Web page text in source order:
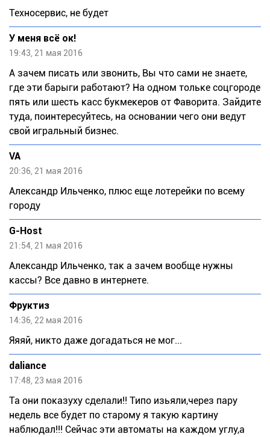
Техносервис, не будет
У меня всё ок!
19:43, 21 мая 2016
А зачем писать или звонить, Вы что сами не знаете,
где эти барыги работают? На одном тольке соцгороде
пять или шесть касс букмекеров от Фаворита. Зайдите
туда, поинтересуйтесь, на основании чего они ведут
свой игральный бизнес.
VA
20:36, 21 мая 2016
Александр Ильченко, плюс еще лотерейки по всему
городу
G-Host
21:54, 21 мая 2016
Александр Ильченко, так а зачем вообще нужны
кассы? Все давно в интернете.
Фруктиз
14:36, 22 мая 2016
Яяяй, никто даже догадаться не мог...
daliance
17:48, 23 мая 2016
Та они показуху сделали!! Типо изьяли,через пару
недель все будет по старому я такую картину
наблюдал!!! Сейчас эти автоматы на каждом углу,а